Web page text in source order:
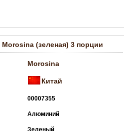
(зеленая) 3 порции
Morosina
Китай
00007355
Алюминий
Зеленый